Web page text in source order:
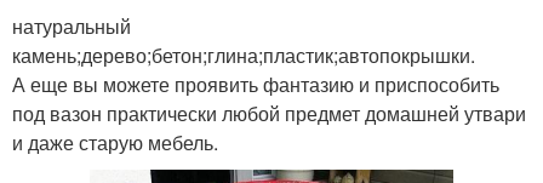
натуральный
камень;дерево;бетон;глина;пластик;автопокрышки.
А еще вы можете проявить фантазию и приспособить
под вазон практически любой предмет домашней утвари
и даже старую мебель.